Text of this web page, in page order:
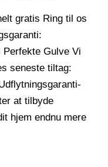
gratis Ring til os
Gulve Vi
seneste tiltag:
at tilbyde
hjem endnu mere